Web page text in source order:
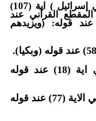
4- في سورة الإسراء (بني إسرائيل ) اية (107)
القرآني عند
عند قوله: (ويزيدهم
في سورة الحج في اية (18) عند قوله
7- في سورة الحج أيضا في الاية (77) عند قوله